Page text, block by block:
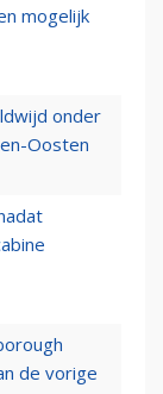
mogelijk
onder
Oosten
de vorige